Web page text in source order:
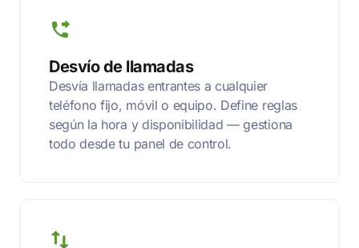
Desvío de llamadas
Desvía llamadas entrantes a cualquier
teléfono fijo, móvil o equipo. Define reglas
según la hora y disponibilidad — gestiona
todo desde tu panel de control.